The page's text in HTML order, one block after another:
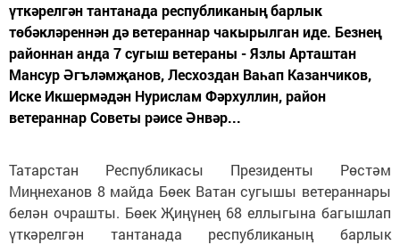
үткәрелгән тантанада республиканың барлык
төбәкләреннән дә ветераннар чакырылган иде. Безнең
районнан анда 7 сугыш ветераны - Язлы Арташтан
Мансур Әгъләмҗанов, Лесхоздан Ваһап Казанчиков,
Иске Икшермәдән Нурислам Фәрхуллин, район
ветераннар Советы рәисе Әнвәр...
Татарстан Республикасы Президенты Рөстәм
Миңнеханов 8 майда Бөек Ватан сугышы ветераннары
белән очрашты. Бөек Җиңүнең 68 еллыгына багышлап
үткәрелгән тантанада республиканың барлык